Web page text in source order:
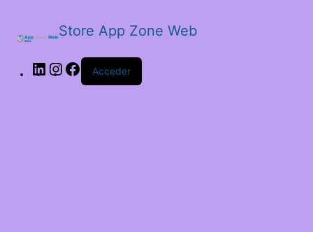
Store App Zone Web
Acceder